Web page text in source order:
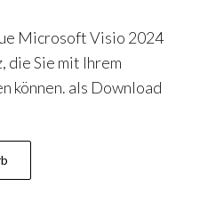
Microsoft Visio 2024
die Sie mit Ihrem
können. als Download